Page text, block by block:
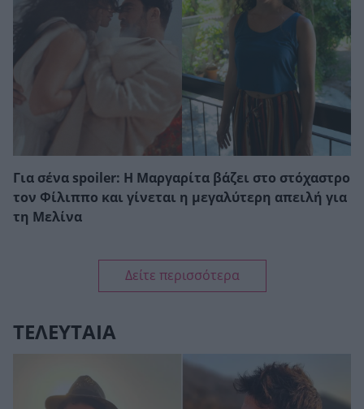
Για σένα spoiler: Η Μαργαρίτα βάζει στο στόχαστρο
τον Φίλιππο και γίνεται η μεγαλύτερη απειλή για
τη Μελίνα
Δείτε περισσότερα
ΤΕΛΕΥΤΑΙΑ